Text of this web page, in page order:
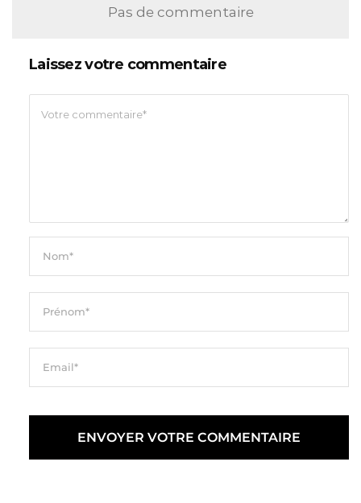
Pas de commentaire
Laissez votre commentaire